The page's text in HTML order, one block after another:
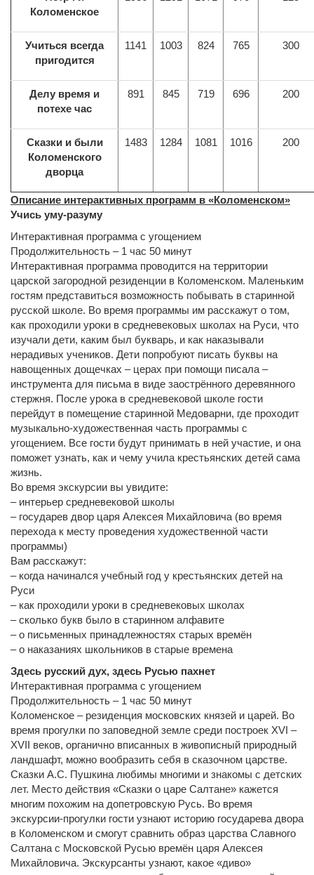
Коломенское
Учиться всегда
пригодится
1141 1003 824 765 300
Делу время и
потехе час
891 845 719 696 200
Сказки и были
Коломенского
дворца
1483 1284 1081 1016 200
Описание интерактивных программ в «Коломенском»
Учись уму-разуму
Интерактивная программа с угощением
Продолжительность – 1 час 50 минут
Интерактивная программа проводится на территории
царской загородной резиденции в Коломенском. Маленьким
гостям представиться возможность побывать в старинной
русской школе. Во время программы им расскажут о том,
как проходили уроки в средневековых школах на Руси, что
изучали дети, каким был букварь, и как наказывали
нерадивых учеников. Дети попробуют писать буквы на
навощенных дощечках – церах при помощи писала –
инструмента для письма в виде заострённого деревянного
стержня. После урока в средневековой школе гости
перейдут в помещение старинной Медоварни, где проходит
музыкально-художественная часть программы с
угощением. Все гости будут принимать в ней участие, и она
поможет узнать, как и чему учила крестьянских детей сама
жизнь.
Во время экскурсии вы увидите:
– интерьер средневековой школы
– государев двор царя Алексея Михайловича (во время
перехода к месту проведения художественной части
программы)
Вам расскажут:
– когда начинался учебный год у крестьянских детей на
Руси
– как проходили уроки в средневековых школах
– сколько букв было в старинном алфавите
– о письменных принадлежностях старых времён
– о наказаниях школьников в старые времена
Здесь русский дух, здесь Русью пахнет
Интерактивная программа с угощением
Продолжительность – 1 час 50 минут
Коломенское – резиденция московских князей и царей. Во
время прогулки по заповедной земле среди построек XVI –
XVII веков, органично вписанных в живописный природный
ландшафт, можно вообразить себя в сказочном царстве.
Сказки А.С. Пушкина любимы многими и знакомы с детских
лет. Место действия «Сказки о царе Салтане» кажется
многим похожим на допетровскую Русь. Во время
экскурсии-прогулки гости узнают историю государева двора
в Коломенском и смогут сравнить образ царства Славного
Салтана с Московской Русью времён царя Алексея
Михайловича. Экскурсанты узнают, какое «диво»